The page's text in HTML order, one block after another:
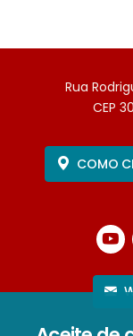
Rua
CEP
COMO